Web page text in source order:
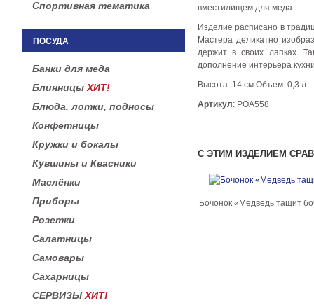
Спортивная тематика
ПОСУДА
Банки для меда
Блинницы ХИТ!
Блюда, лотки, подносы
Конфетницы
Кружки и бокалы
Кувшины и Квасники
Маслёнки
Приборы
Розетки
Салатницы
Самовары
Сахарницы
СЕРВИЗЫ ХИТ!
вместилищем для меда.
Изделие расписано в
Мастера деликатно
держит в своих лапках.
дополнение интерьера
Высота: 14 см Объем: 0,3 л
Артикул: РОА558
С ЭТИМ ИЗДЕЛИЕМ
Бочонок «Медведь тащит